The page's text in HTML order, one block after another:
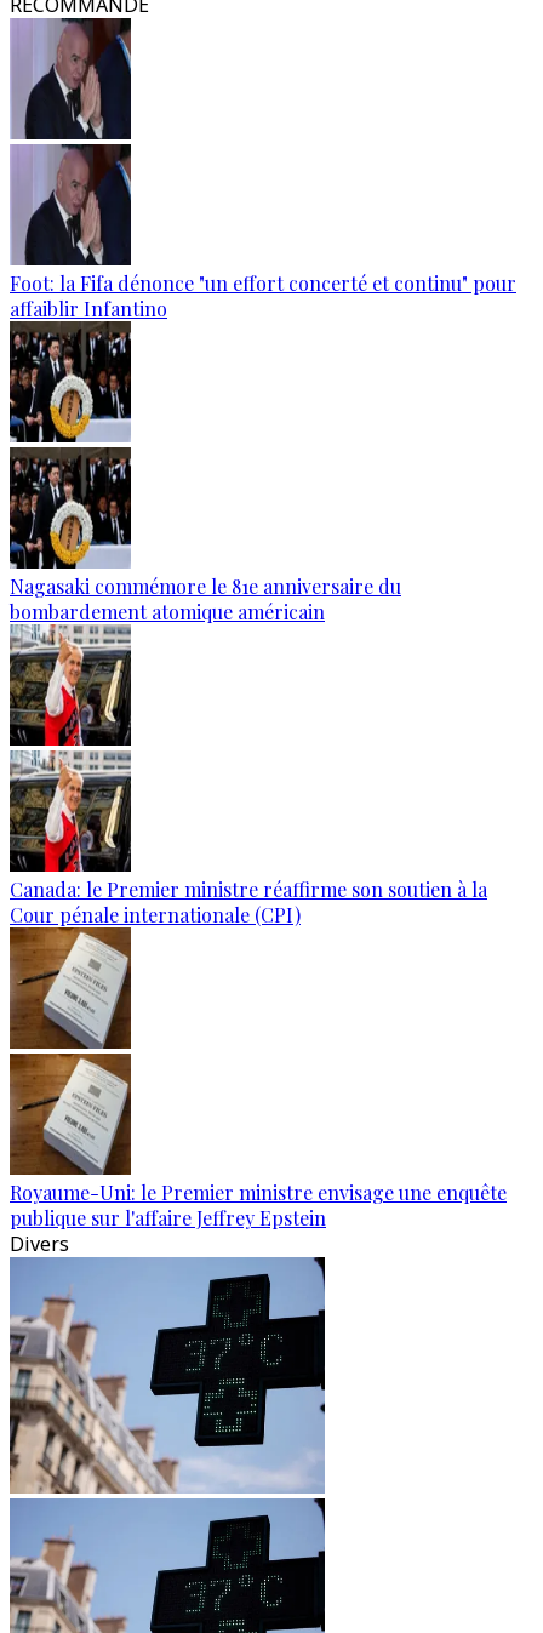
Foot: la Fifa dénonce "un effort concerté et continu" pour
affaiblir Infantino
Nagasaki commémore le 81e anniversaire du
bombardement atomique américain
Canada: le Premier ministre réaffirme son soutien à la
Cour pénale internationale (CPI)
Royaume-Uni: le Premier ministre envisage une enquête
publique sur l'affaire Jeffrey Epstein
Divers